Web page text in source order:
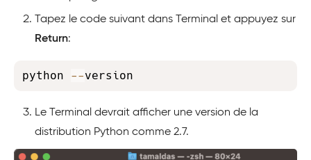
Tapez le code suivant dans Terminal et appuyez sur
Return:
python --version
Le Terminal devrait afficher une version de la
distribution Python comme 2.7.